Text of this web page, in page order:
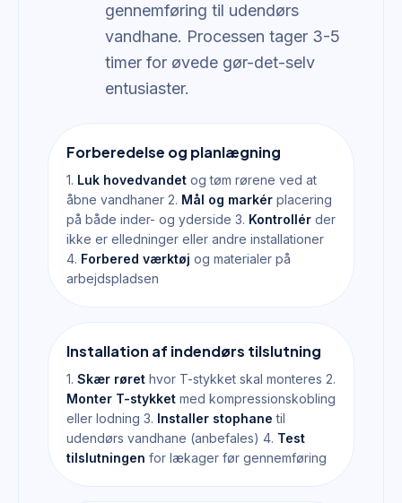
gennemføring til udendørs
vandhane. Processen tager 3-5
timer for øvede gør-det-selv
entusiaster.
Forberedelse og planlægning
1. Luk hovedvandet og tøm rørene ved at
åbne vandhaner 2. Mål og markér placering
på både inder- og yderside 3. Kontrollér der
ikke er elledninger eller andre installationer
4. Forbered værktøj og materialer på
arbejdspladsen
Installation af indendørs tilslutning
1. Skær røret hvor T-stykket skal monteres 2.
Monter T-stykket med kompressionskobling
eller lodning 3. Installer stophane til
udendørs vandhane (anbefales) 4. Test
tilslutningen for lækager før gennemføring